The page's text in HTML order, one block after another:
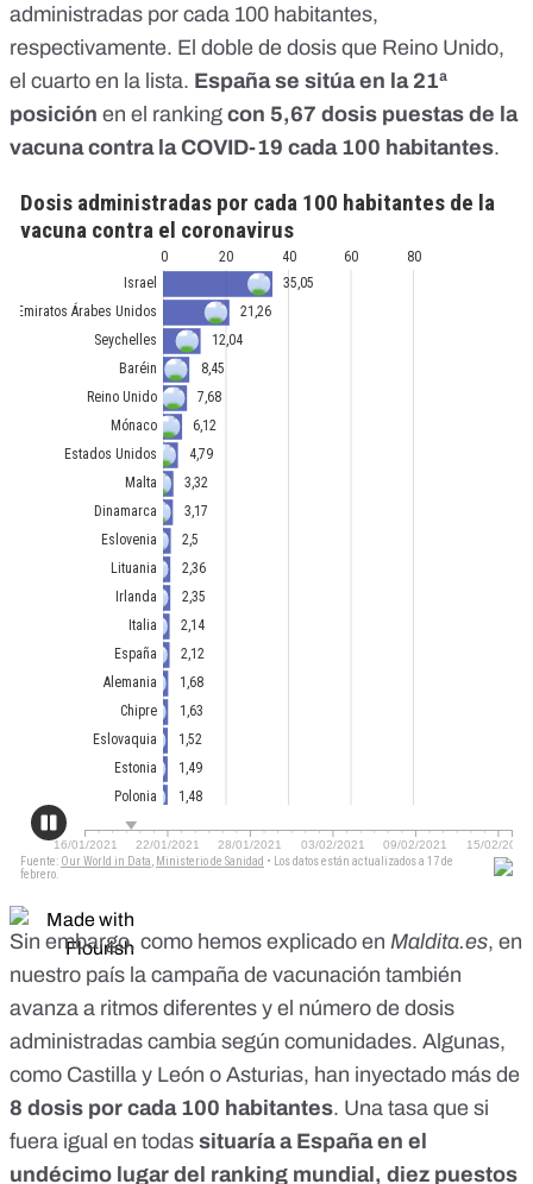
administradas por cada 100 habitantes,
respectivamente. El doble de dosis que Reino Unido,
el cuarto en la lista. España se sitúa en la 21ª
posición en el ranking con 5,67 dosis puestas de la
vacuna contra la COVID-19 cada 100 habitantes.
Sin embargo, como hemos explicado en Maldita.es, en
nuestro país la campaña de vacunación también
avanza a ritmos diferentes y el número de dosis
administradas cambia según comunidades. Algunas,
como Castilla y León o Asturias, han inyectado más de
8 dosis por cada 100 habitantes. Una tasa que si
fuera igual en todas situaría a España en el
undécimo lugar del ranking mundial, diez puestos